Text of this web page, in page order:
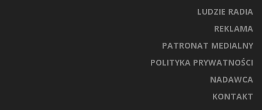
LUDZIE RADIA
REKLAMA
PATRONAT MEDIALNY
POLITYKA PRYWATNOŚCI
NADAWCA
KONTAKT